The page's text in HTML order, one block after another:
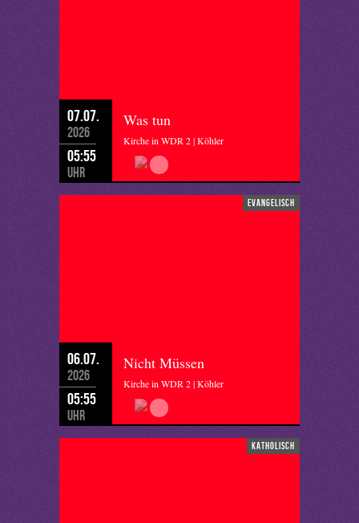
07.07.
2026
05:55
Uhr
Was tun
Kirche in WDR 2 | Köhler
evangelisch
06.07.
2026
05:55
Uhr
Nicht Müssen
Kirche in WDR 2 | Köhler
katholisch